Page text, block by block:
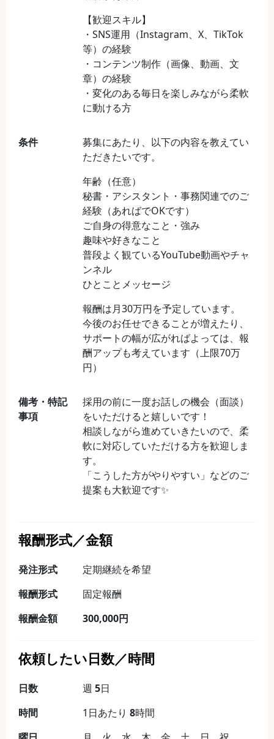
【歓迎スキル】
・SNS運用（Instagram、X、TikTok
等）の経験
・コンテンツ制作（画像、動画、文
章）の経験
・変化のある毎日を楽しみながら柔軟
に動ける方
条件
募集にあたり、以下の内容を教えてい
ただきたいです。
年齢（任意）
秘書・アシスタント・事務関連でのご
経験（あればでOKです）
ご自身の得意なこと・強み
趣味や好きなこと
普段よく観ているYouTube動画やチャ
ンネル
ひとことメッセージ
報酬は月30万円を予定しています。
今後のお任せできることが増えたり、
サポートの幅が広がればよっては、報
酬アップも考えています（上限70万
円）
備考・特記
事項
採用の前に一度お話しの機会（面談）
をいただけると嬉しいです！
相談しながら進めていきたいので、柔
軟に対応していただける方を歓迎しま
す。
「こうした方がやりやすい」などのご
提案も大歓迎です✨
報酬形式／金額
発注形式
定期継続を希望
報酬形式
固定報酬
報酬金額
300,000円
依頼したい日数／時間
日数 週 5日
時間
1日あたり 8時間